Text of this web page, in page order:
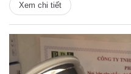
Xem chi tiết